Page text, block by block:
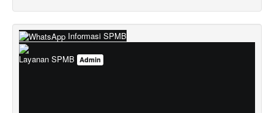
Informasi SPMB
Layanan SPMB Admin